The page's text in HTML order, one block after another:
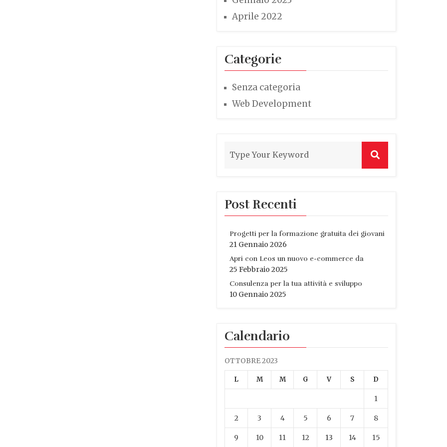
Aprile 2022
Categorie
Senza categoria
Web Development
Post Recenti
Progetti per la formazione gratuita dei giovani
21 Gennaio 2026
Apri con Leos un nuovo e-commerce da
25 Febbraio 2025
Consulenza per la tua attività e sviluppo
10 Gennaio 2025
Calendario
OTTOBRE 2023
L M M G V S D
1
2 3 4 5 6 7 8
9 10 11 12 13 14 15